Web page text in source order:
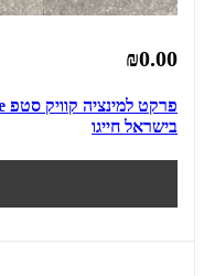
₪0.00
בישראל חייגו